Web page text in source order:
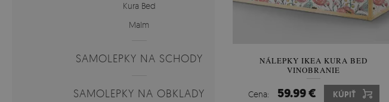
Kura Bed
Malm
SAMOLEPKY NA SCHODY
SAMOLEPKY NA OBKLADY
NÁLEPKY IKEA KURA BED
VINOBRANIE
Cena: 59.99 € KÚPIŤ